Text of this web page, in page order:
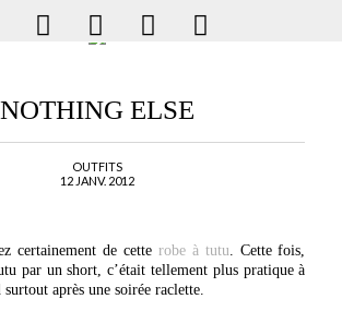
NOTHING ELSE
OUTFITS
12 JANV. 2012
certainement de cette robe à tutu. Cette fois,
par un short, c’était tellement plus pratique à
après une soirée raclette.